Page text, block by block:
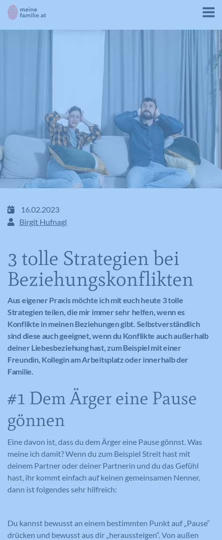
16.02.2023
Birgit Hufnagl
3 tolle Strategien bei
Beziehungskonflikten
Aus eigener Praxis möchte ich mit euch heute 3 tolle
Strategien teilen, die mir immer sehr helfen, wenn es
Konflikte in meinen Beziehungen gibt. Selbstverständlich
sind diese auch geeignet, wenn du Konflikte auch außerhalb
deiner Liebesbeziehung hast, zum Beispiel mit einer
Freundin, Kollegin am Arbeitsplatz oder innerhalb der
Familie.
#1 Dem Ärger eine Pause
gönnen
Eine davon ist, dass du dem Ärger eine Pause gönnst. Was
meine ich damit? Wenn du zum Beispiel Streit hast mit
deinem Partner oder deiner Partnerin und du das Gefühl
hast, ihr kommt einfach auf keinen gemeinsamen Nenner,
dann ist folgendes sehr hilfreich:
Du kannst bewusst an einem bestimmten Punkt auf „Pause“
drücken und bewusst aus dir „heraussteigen“. Von außen